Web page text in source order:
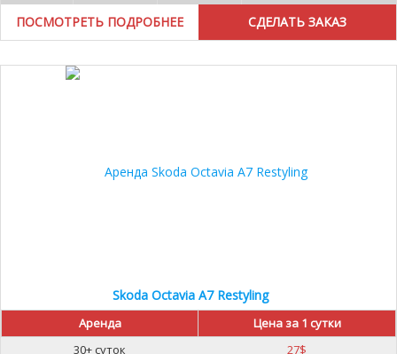
ПОСМОТРЕТЬ ПОДРОБНЕЕ
Skoda Octavia A7 Restyling
Аренда
Цена за 1 сутки
30+ суток
27$